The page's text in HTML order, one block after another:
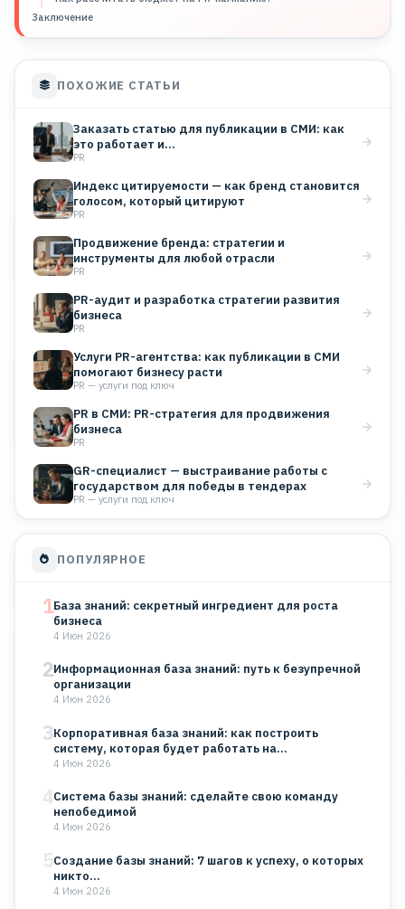
Заключение
ПОХОЖИЕ СТАТЬИ
Заказать статью для публикации в СМИ: как
это работает и…
PR
Индекс цитируемости — как бренд становится
голосом, который цитируют
PR
Продвижение бренда: стратегии и
инструменты для любой отрасли
PR
PR-аудит и разработка стратегии развития
бизнеса
PR
Услуги PR-агентства: как публикации в СМИ
помогают бизнесу расти
PR — услуги под ключ
PR в СМИ: PR-стратегия для продвижения
бизнеса
PR
GR-специалист — выстраивание работы с
государством для победы в тендерах
PR — услуги под ключ
ПОПУЛЯРНОЕ
1База знаний: секретный ингредиент для роста
бизнеса
4 Июн 2026
2Информационная база знаний: путь к безупречной
организации
4 Июн 2026
3Корпоративная база знаний: как построить
систему, которая будет работать на…
4 Июн 2026
4Система базы знаний: сделайте свою команду
непобедимой
4 Июн 2026
5Создание базы знаний: 7 шагов к успеху, о которых
никто…
4 Июн 2026